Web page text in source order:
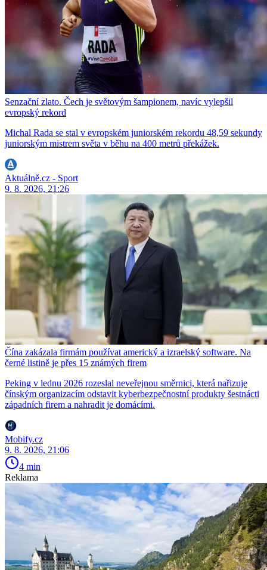
Senzační zlato. Čech je světovým šampionem, navíc vylepšil
evropský rekord
Michal Rada se stal v evropském juniorském rekordu 48,59 sekundy
juniorským mistrem světa v běhu na 400 metrů překážek.
Aktuálně.cz - Sport
9. 8. 2026, 21:26
Čína zakázala firmám používat americký a izraelský software. Na
černé listině je přes 15 známých firem
Peking v lednu 2026 rozeslal neveřejnou směrnici, která nařizuje
čínským organizacím odstavit kyberbezpečnostní produkty šestnácti
západních firem a nahradit je domácími.
Mobify.cz
9. 8. 2026, 21:06
4 min
Reklama